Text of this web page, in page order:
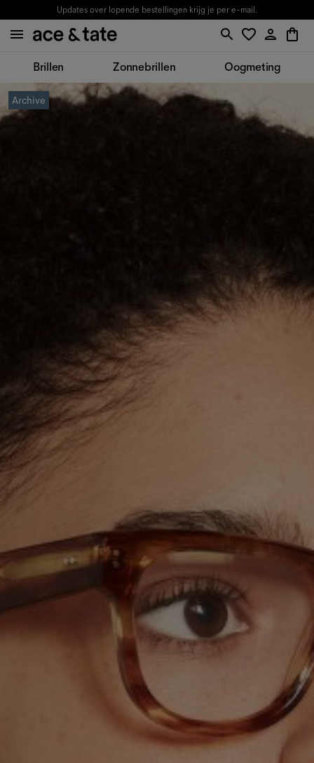
Updates over lopende bestellingen krijg je per e-mail.
Brillen Zonnebrillen Oogmeting
Archive